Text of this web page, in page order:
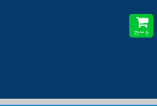
カート